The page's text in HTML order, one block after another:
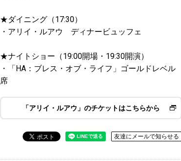
★ダイニング（17:30）
・アリイ・ルアウ ディナービュッフェ
★ナイトショー（19:00開場・19:30開演）
・「HA：ブレス・オブ・ライフ」ゴールドレベル
席
「アリイ・ルアウ」のチケットはこちらから
友達にメールで知らせる